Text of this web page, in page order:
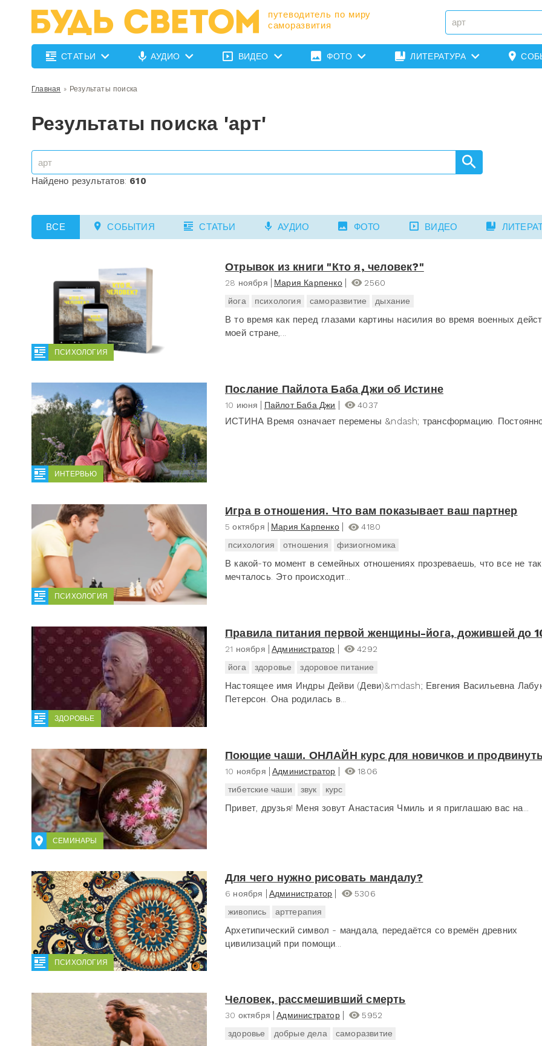
путеводитель по миру
саморазвития
СТАТЬИ АУДИО ВИДЕО ФОТО ЛИТЕРАТУРА
Главная » Результаты поиска
Результаты поиска 'арт'
Найдено результатов: 610
ВСЕ СОБЫТИЯ СТАТЬИ АУДИО ФОТО ВИДЕО
ПСИХОЛОГИЯ
Отрывок из книги "Кто я, человек?"
28 ноября Мария Карпенко
2560
йога
психология саморазвитие дыхание
В то время как перед глазами картины насилия во время военных
моей стране,...
ИНТЕРВЬЮ
Послание Пайлота Баба Джи об Истине
10 июня Пайлот Баба Джи 4037
ИСТИНА Время означает перемены &ndash; трансформацию.
ПСИХОЛОГИЯ
Игра в отношения. Что вам показывает ваш партнер
5 октября Мария Карпенко
4180
психология
отношения физиогномика
В какой-то момент в семейных отношениях прозреваешь, что все не
мечталось. Это происходит...
ЗДОРОВЬЕ
Правила питания первой женщины-йога, дожившей до
21 ноября Администратор
4292
йога
здоровье здоровое питание
Настоящее имя Индры Дейви (Деви)&mdash; Евгения Васильевна
Петерсон. Она родилась в...
СЕМИНАРЫ
Поющие чаши. ОНЛАЙН курс для новичков и
10 ноября Администратор
1806
тибетские чаши
звук курс
Привет, друзья! Меня зовут Анастасия Чмиль и я приглашаю вас на...
ПСИХОЛОГИЯ
Для чего нужно рисовать мандалу?
6 ноября Администратор
5306
живопись
арттерапия
Архетипический символ - мандала, передаётся со времён древних
цивилизаций при помощи...
Человек, рассмешивший смерть
30 октября Администратор
5952
здоровье
добрые дела саморазвитие